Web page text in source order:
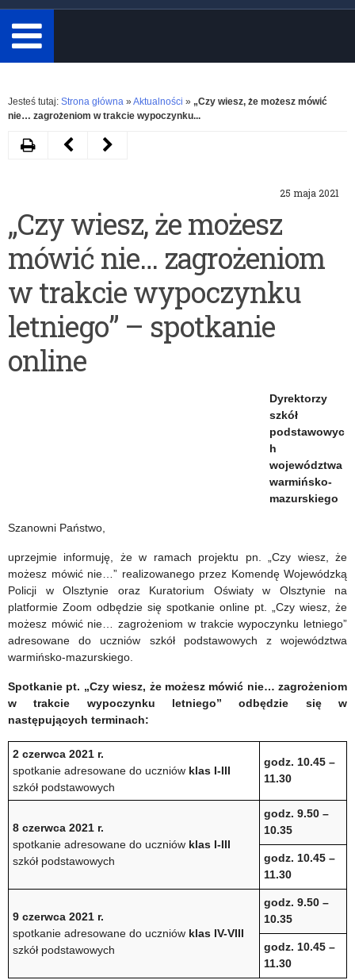
minimum
3
znaki.
Rozwiń
Jesteś tutaj: Strona główna » Aktualności » „Czy wiesz, że możesz mówić
nie… zagrożeniom w trakcie wypoczynku...
25 maja 2021
„Czy wiesz, że możesz
mówić nie… zagrożeniom
w trakcie wypoczynku
letniego” – spotkanie
online
Dyrektorzy
szkół
podstawowyc
h
województwa
warmińsko-
mazurskiego
Szanowni Państwo,
uprzejmie informuję, że w ramach projektu pn. „Czy wiesz, że
możesz mówić nie…” realizowanego przez Komendę Wojewódzką
Policji w Olsztynie oraz Kuratorium Oświaty w Olsztynie na
platformie Zoom odbędzie się spotkanie online pt. „Czy wiesz, że
możesz mówić nie… zagrożeniom w trakcie wypoczynku letniego”
adresowane do uczniów szkół podstawowych z województwa
warmińsko-mazurskiego.
Spotkanie pt. „Czy wiesz, że możesz mówić nie… zagrożeniom
w trakcie wypoczynku letniego” odbędzie się w
następujących terminach:
2 czerwca 2021 r.
spotkanie adresowane do uczniów klas I-III
szkół podstawowych
godz. 10.45 –
11.30
8 czerwca 2021 r.
spotkanie adresowane do uczniów klas I-III
szkół podstawowych
godz. 9.50 –
10.35
godz. 10.45 –
11.30
9 czerwca 2021 r.
spotkanie adresowane do uczniów klas IV-VIII
szkół podstawowych
godz. 9.50 –
10.35
godz. 10.45 –
11.30
DrukujNastępny
wiesz,
że
możesz
mówić
nie…
zagrożeniom
online
Poprzedni
Korpus
Solidarności
–
spotkania
informacyjne